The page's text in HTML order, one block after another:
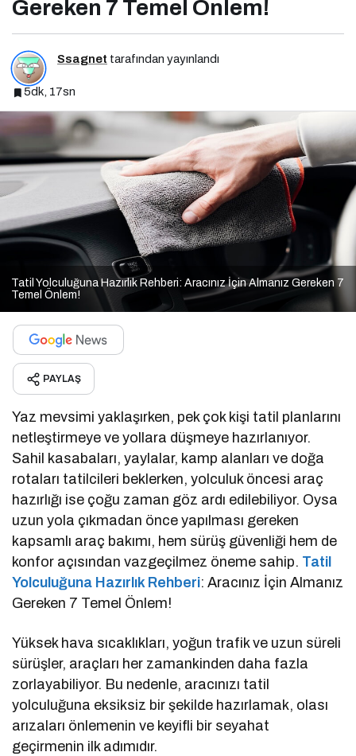
Gereken 7 Temel Önlem!
Ssagnet tarafından yayınlandı
5dk, 17sn
Tatil Yolculuğuna Hazırlık Rehberi: Aracınız İçin Almanız Gereken 7
Temel Önlem!
PAYLAŞ
Yaz mevsimi yaklaşırken, pek çok kişi tatil planlarını
netleştirmeye ve yollara düşmeye hazırlanıyor.
Sahil kasabaları, yaylalar, kamp alanları ve doğa
rotaları tatilcileri beklerken, yolculuk öncesi araç
hazırlığı ise çoğu zaman göz ardı edilebiliyor. Oysa
uzun yola çıkmadan önce yapılması gereken
kapsamlı araç bakımı, hem sürüş güvenliği hem de
konfor açısından vazgeçilmez öneme sahip. Tatil
Yolculuğuna Hazırlık Rehberi: Aracınız İçin Almanız
Gereken 7 Temel Önlem!
Yüksek hava sıcaklıkları, yoğun trafik ve uzun süreli
sürüşler, araçları her zamankinden daha fazla
zorlayabiliyor. Bu nedenle, aracınızı tatil
yolculuğuna eksiksiz bir şekilde hazırlamak, olası
arızaları önlemenin ve keyifli bir seyahat
geçirmenin ilk adımıdır.